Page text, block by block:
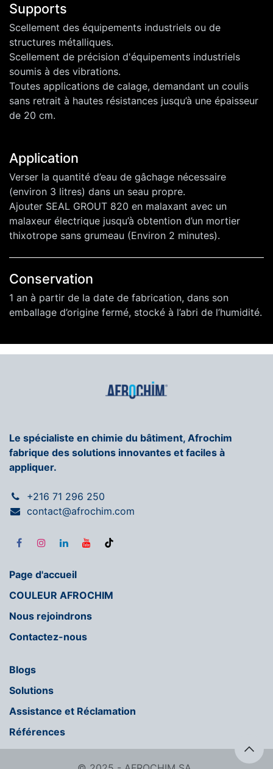
Supports
Scellement des équipements industriels ou de
structures métalliques.
Scellement de précision d'équipements industriels
soumis à des vibrations.
Toutes applications de calage, demandant un coulis
sans retrait à hautes résistances jusqu’à une épaisseur
de 20 cm.
Application
Verser la quantité d’eau de gâchage nécessaire
(environ 3 litres) dans un seau propre.
Ajouter SEAL GROUT 820 en malaxant avec un
malaxeur électrique jusqu’à obtention d’un mortier
thixotrope sans grumeau (Environ 2 minutes).
Conservation
1 an à partir de la date de fabrication, dans son
emballage d’origine fermé, stocké à l’abri de l’humidité.
Le spécialiste en chimie du bâtiment, Afrochim
fabrique des solutions innovantes et faciles à
appliquer.
+216 71 296 250
contact@afrochim.com
Page d'accueil
COULEUR AFROCHIM
Nous rejoindrons
Contactez-nous
Blogs
Solutions
Assistance et Réclamation
Références